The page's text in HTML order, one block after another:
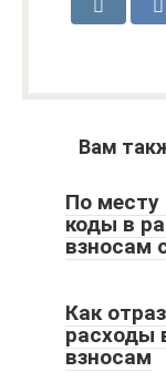
Вам
По месту
коды в
взносам
Как
расходы
взносам